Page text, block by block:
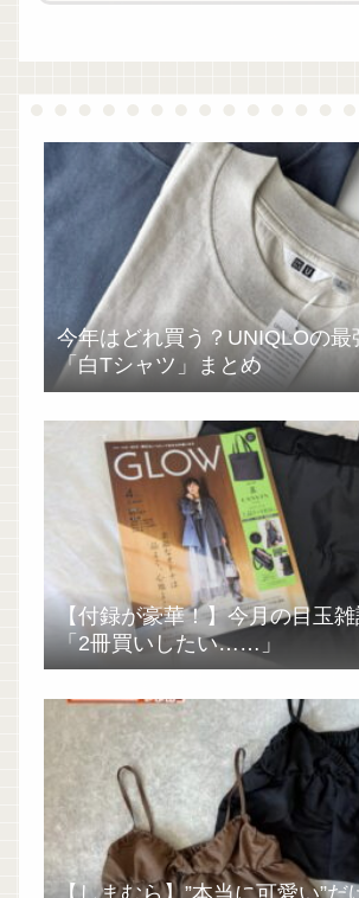
今年はどれ買う？UNIQLOの最
「白Tシャツ」まとめ
【付録が豪華！】今月の目玉
「2冊買いしたい……」